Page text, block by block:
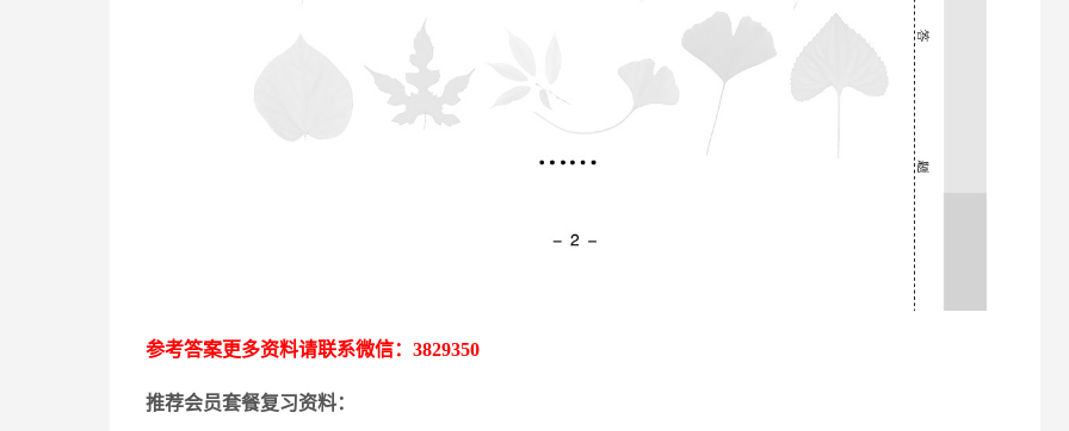
参考答案更多资料请联系微信： 3829350
推荐会员套餐复习资料：